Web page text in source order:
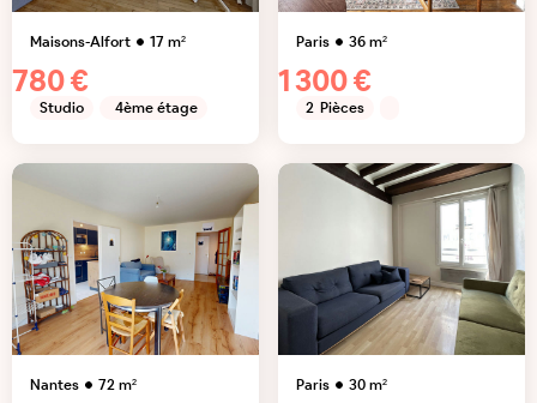
Maisons-Alfort 17m²
780 €
Studio 4ème étage
Paris 36m²
1 300 €
2 Pièces
Nantes 72m² Paris 30m²